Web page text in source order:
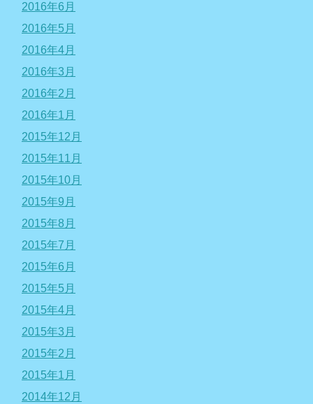
2016年6月
2016年5月
2016年4月
2016年3月
2016年2月
2016年1月
2015年12月
2015年11月
2015年10月
2015年9月
2015年8月
2015年7月
2015年6月
2015年5月
2015年4月
2015年3月
2015年2月
2015年1月
2014年12月